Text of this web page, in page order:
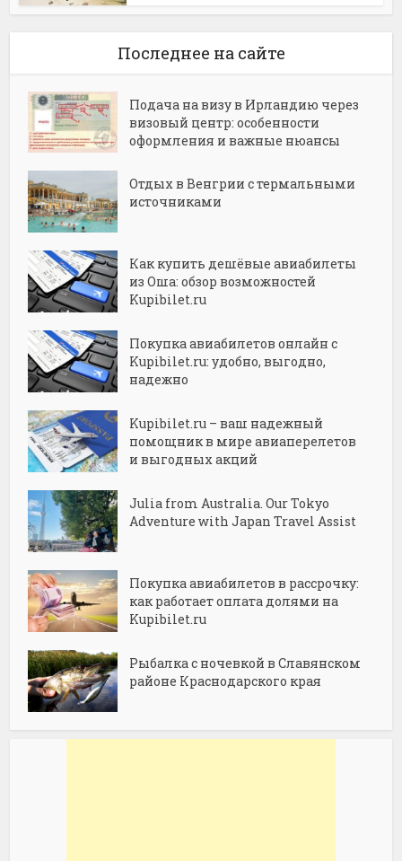
Последнее на сайте
Подача на визу в Ирландию через
визовый центр: особенности
оформления и важные нюансы
Отдых в Венгрии с термальными
источниками
Как купить дешёвые авиабилеты
из Оша: обзор возможностей
Kupibilet.ru
Покупка авиабилетов онлайн с
Kupibilet.ru: удобно, выгодно,
надежно
Kupibilet.ru – ваш надежный
помощник в мире авиаперелетов
и выгодных акций
Julia from Australia. Our Tokyo
Adventure with Japan Travel Assist
Покупка авиабилетов в рассрочку:
как работает оплата долями на
Kupibilet.ru
Рыбалка с ночевкой в Славянском
районе Краснодарского края